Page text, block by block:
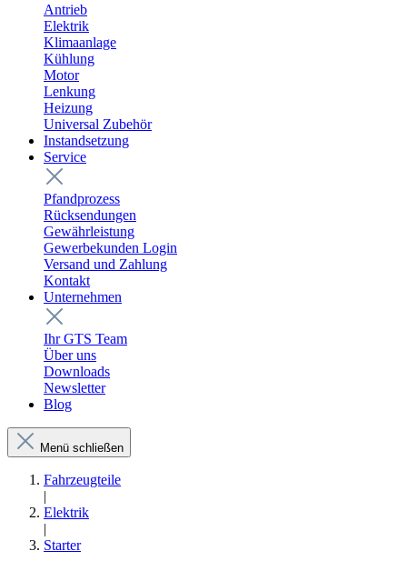
Antrieb
Elektrik
Klimaanlage
Kühlung
Motor
Lenkung
Heizung
Universal Zubehör
Instandsetzung
Service
Pfandprozess
Rücksendungen
Gewährleistung
Gewerbekunden Login
Versand und Zahlung
Kontakt
Unternehmen
Ihr GTS Team
Über uns
Downloads
Newsletter
Blog
Menü schließen
Fahrzeugteile
|
Elektrik
|
Starter